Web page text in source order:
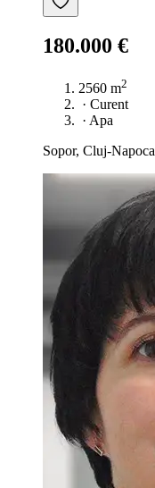
180.000 €
2560 m2
· Curent
· Apa
Sopor, Cluj-Napoca